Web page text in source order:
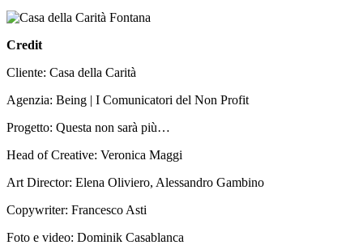
Credit
Cliente: Casa della Carità
Agenzia: Being | I Comunicatori del Non Profit
Progetto: Questa non sarà più…
Head of Creative: Veronica Maggi
Art Director: Elena Oliviero, Alessandro Gambino
Copywriter: Francesco Asti
Foto e video: Dominik Casablanca